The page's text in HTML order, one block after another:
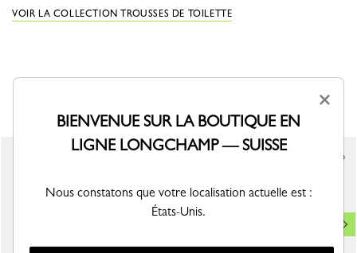
VOIR LA COLLECTION TROUSSES DE TOILETTE
×
BIENVENUE SUR LA BOUTIQUE EN
LIGNE LONGCHAMP — SUISSE
Nous constatons que votre localisation actuelle est :
États-Unis.